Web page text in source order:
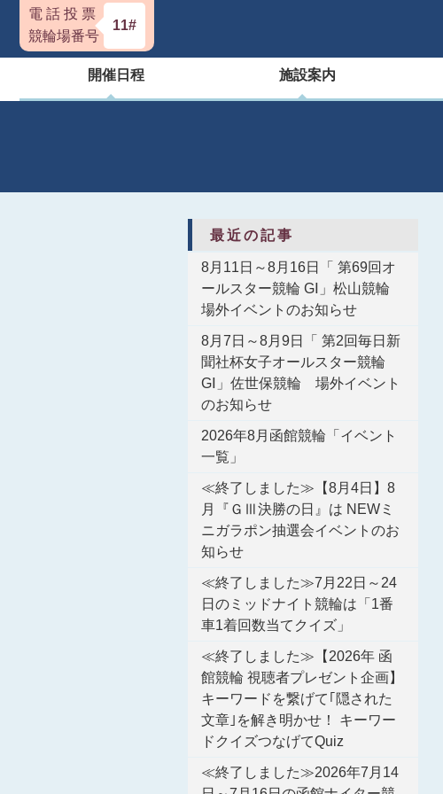
電 話 投 票
競輪場番号
11#
開催日程 施設案内
最近の記事
8月11日～8月16日「 第69回オ
ールスター競輪 GⅠ」松山競輪
場外イベントのお知らせ
8月7日～8月9日「 第2回毎日新
聞社杯女子オールスター競輪
GⅠ」佐世保競輪 場外イベント
のお知らせ
2026年8月函館競輪「イベント
一覧」
≪終了しました≫【8月4日】8
月『ＧⅢ決勝の日』は NEWミ
ニガラポン抽選会イベントのお
知らせ
≪終了しました≫7月22日～24
日のミッドナイト競輪は「1番
車1着回数当てクイズ」
≪終了しました≫【2026年 函
館競輪 視聴者プレゼント企画】
キーワードを繋げて｢隠された
文章｣を解き明かせ！ キーワー
ドクイズつなげてQuiz
≪終了しました≫2026年7月14